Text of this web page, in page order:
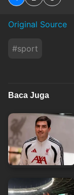
Original Source
#sport
Baca Juga